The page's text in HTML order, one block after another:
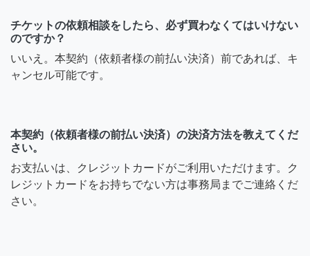
チケットの依頼相談をしたら、必ず買わなくてはいけない
のですか？
いいえ。本契約（依頼者様の前払い決済）前であれば、キ
ャンセル可能です。
本契約（依頼者様の前払い決済）の決済方法を教えてくだ
さい。
お支払いは、クレジットカードがご利用いただけます。ク
レジットカードをお持ちでない方は事務局までご連絡くだ
さい。